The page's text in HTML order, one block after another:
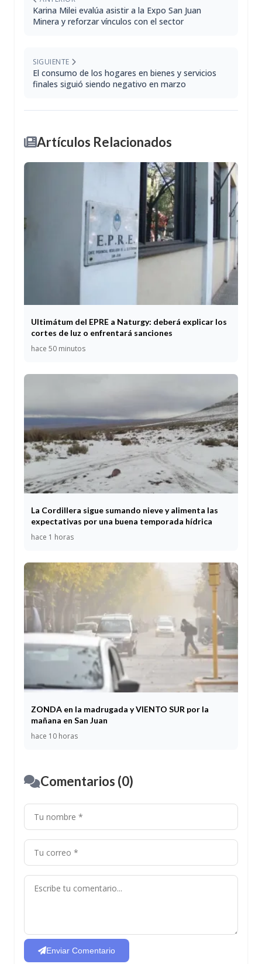
Karina Milei evalúa asistir a la Expo San Juan
Minera y reforzar vínculos con el sector
SIGUIENTE
El consumo de los hogares en bienes y servicios
finales siguió siendo negativo en marzo
Artículos Relacionados
Ultimátum del EPRE a Naturgy: deberá explicar los
cortes de luz o enfrentará sanciones
hace 50 minutos
La Cordillera sigue sumando nieve y alimenta las
expectativas por una buena temporada hídrica
hace 1 horas
ZONDA en la madrugada y VIENTO SUR por la
mañana en San Juan
hace 10 horas
Comentarios (0)
Enviar Comentario